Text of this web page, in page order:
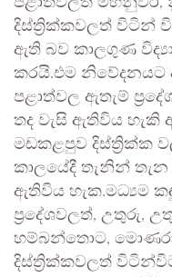
දිස්ත්‍රික්කවලත් විටින්
ඇති බව කාලගුණ
කරයි.එම නිවේදනයට
පළාත්වල ඇතැම්
තද වැසි ඇතිවිය හැකි
මඩකළපුව දිස්ත්‍රික්ක
කාලයේදී තැනින්
ඇතිවිය හැක.මධ්‍යම
ප්‍රදේශවලත්, උතුරු,
හම්බන්තොට,
දිස්ත්‍රික්කවලත්